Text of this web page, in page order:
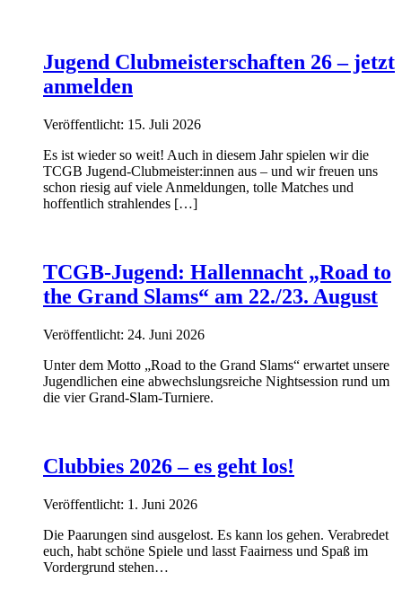
Jugend Clubmeisterschaften 26 – jetzt
anmelden
Veröffentlicht: 15. Juli 2026
Es ist wieder so weit! Auch in diesem Jahr spielen wir die
TCGB Jugend-Clubmeister:innen aus – und wir freuen uns
schon riesig auf viele Anmeldungen, tolle Matches und
hoffentlich strahlendes […]
TCGB-Jugend: Hallennacht „Road to
the Grand Slams“ am 22./23. August
Veröffentlicht: 24. Juni 2026
Unter dem Motto „Road to the Grand Slams“ erwartet unsere
Jugendlichen eine abwechslungsreiche Nightsession rund um
die vier Grand-Slam-Turniere.
Clubbies 2026 – es geht los!
Veröffentlicht: 1. Juni 2026
Die Paarungen sind ausgelost. Es kann los gehen. Verabredet
euch, habt schöne Spiele und lasst Faairness und Spaß im
Vordergrund stehen…